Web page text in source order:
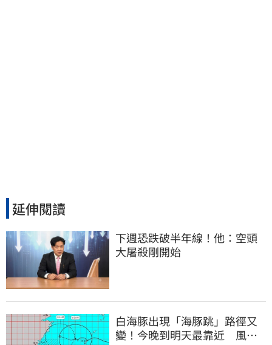
延伸閱讀
下週恐跌破半年線！他：空頭
大屠殺剛開始
白海豚出現「海豚跳」路徑又
變！今晚到明天最靠近 風雨